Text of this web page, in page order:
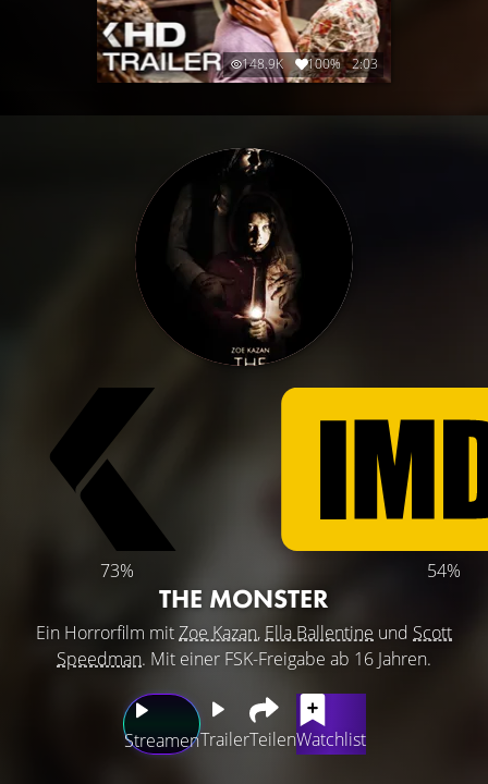
148.9K 100% 2:03
73% 54%
THE MONSTER
Ein Horrorfilm mitZoe Kazan, Ella Ballentine und Scott
Speedman. Mit einer FSK-Freigabe ab 16 Jahren.
StreamenTrailerTeilenWatchlist